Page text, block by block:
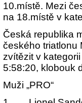
10.místě. Mezi
na 18.místě v
Česká republika
českého triatlonu
zvítězit v
5:58:20, klobouk
Muži „PRO“